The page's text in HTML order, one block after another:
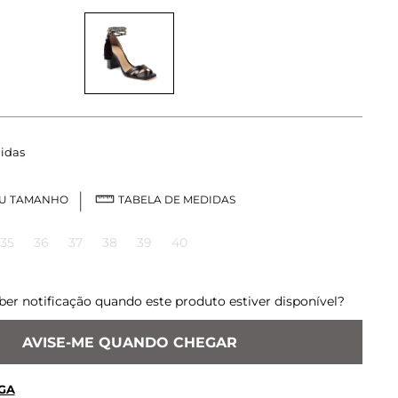
TAMANHO TABELA DE MEDIDAS
35 36 37 38 39 40
notificação quando este produto estiver disponível?
AVISE-ME QUANDO CHEGAR